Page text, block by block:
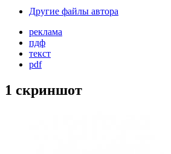
Другие файлы автора
реклама
пдф
текст
pdf
1 скриншот